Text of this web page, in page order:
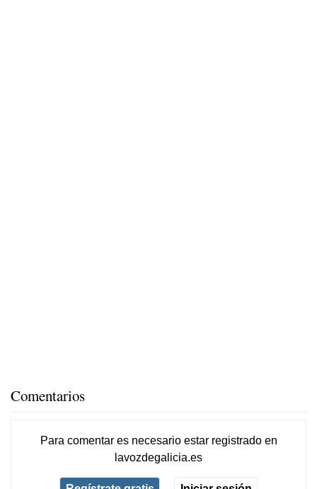
Comentarios
Para comentar es necesario estar registradoen
lavozdegalicia.es